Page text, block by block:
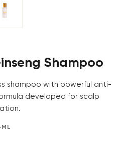
Shampoo
shampoo with powerful anti-
developed for scalp